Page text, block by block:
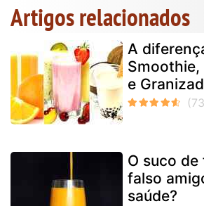
Artigos relacionados
A
Smoothie,
e
O suco de
falso
saúde?